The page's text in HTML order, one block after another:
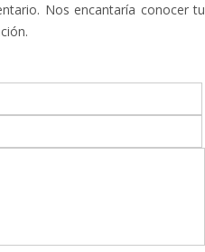
Nos encantaría conocer tu